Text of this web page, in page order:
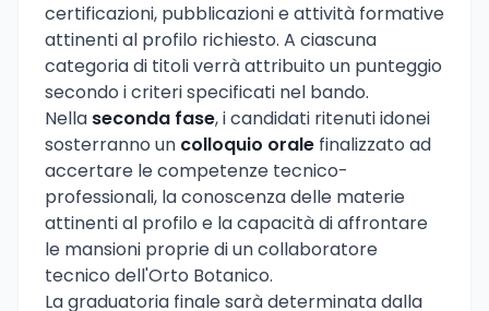
certificazioni, pubblicazioni e attività formative
attinenti al profilo richiesto. A ciascuna
categoria di titoli verrà attribuito un punteggio
secondo i criteri specificati nel bando.
Nella seconda fase, i candidati ritenuti idonei
sosterranno un colloquio orale finalizzato ad
accertare le competenze tecnico-
professionali, la conoscenza delle materie
attinenti al profilo e la capacità di affrontare
le mansioni proprie di un collaboratore
tecnico dell'Orto Botanico.
La graduatoria finale sarà determinata dalla